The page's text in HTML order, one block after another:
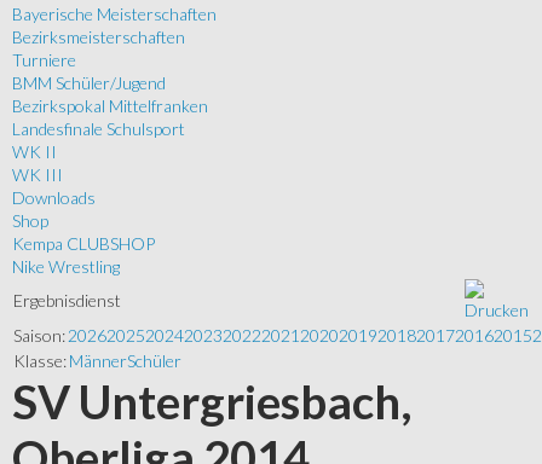
Bayerische Meisterschaften
Bezirksmeisterschaften
Turniere
BMM Schüler/Jugend
Bezirkspokal Mittelfranken
Landesfinale Schulsport
WK II
WK III
Downloads
Shop
Kempa CLUBSHOP
Nike Wrestling
Ergebnisdienst
Saison:202620252024202320222021 202020192018201720162015
Klasse:MännerSchüler
SV Untergriesbach,